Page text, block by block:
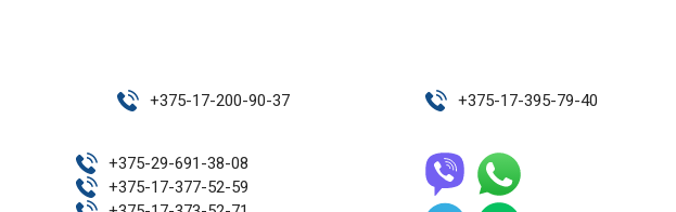
+375-17-200-90-37 +375-17-395-79-40
+375-29-691-38-08
+375-17-377-52-59